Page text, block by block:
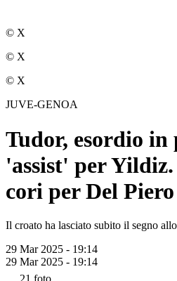
© X
© X
© X
JUVE-GENOA
Tudor, esordio in
'assist' per
cori per Del Piero
Il croato ha lasciato subito il segno
29 Mar 2025 - 19:14
29 Mar 2025 - 19:14